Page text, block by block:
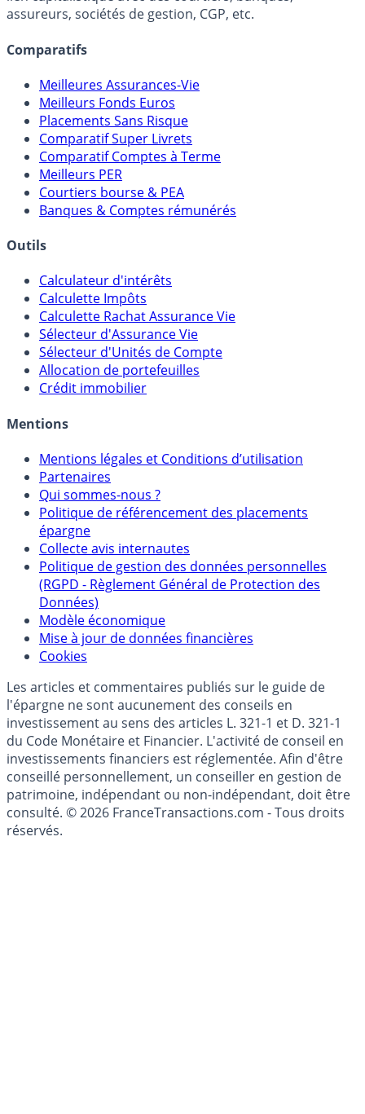
Online) est 100% indépendant, ne possède donc aucun
assureurs, sociétés de gestion, CGP, etc.
Comparatifs
Meilleures Assurances-Vie
Meilleurs Fonds Euros
Placements Sans Risque
Comparatif Super Livrets
Comparatif Comptes à Terme
Meilleurs PER
Banques & Comptes rémunérés
Outils
Calculateur d'intérêts
Calculette Impôts
Calculette Rachat Assurance Vie
Sélecteur d'Assurance Vie
Sélecteur d'Unités de Compte
Crédit immobilier
Mentions
Mentions légales et Conditions d’utilisation
Partenaires
Qui sommes-nous ?
Politique de référencement des placements
épargne
Collecte avis internautes
Politique de gestion des données personnelles
(RGPD - Règlement Général de Protection des
Données)
Modèle économique
Cookies
Les articles et commentaires publiés sur le guide de
l'épargne ne sont aucunement des conseils en
investissement au sens des articles L. 321-1 et D. 321-1
du Code Monétaire et Financier. L'activité de conseil en
investissements financiers est réglementée. Afin d'être
conseillé personnellement, un conseiller en gestion de
patrimoine, indépendant ou non-indépendant, doit être